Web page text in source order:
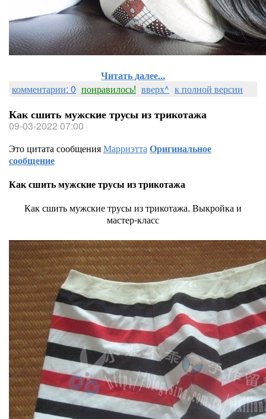
Читать далее...
комментарии: 0 понравилось! вверх^ к полной версии
Как сшить мужские трусы из трикотажа
09-03-2022 07:00
Это цитата сообщенияМарриэттаОригинальное
сообщение
Как сшить мужские трусы из трикотажа
Как сшить мужские трусы из трикотажа. Выкройка и
мастер-класс